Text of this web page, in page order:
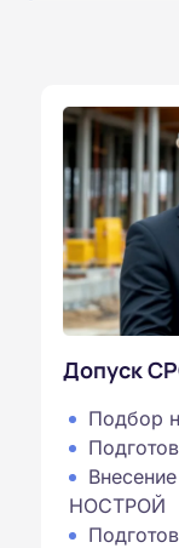
Допуск
Подбор
НОСТРОЙ